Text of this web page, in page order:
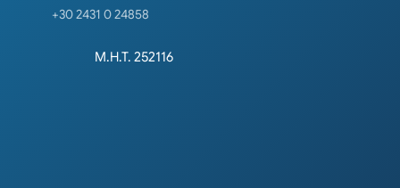
+30 2431 0 24858
Μ.Η.Τ. 252116